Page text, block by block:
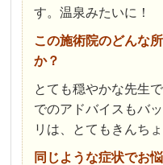
す。温泉みたいに！
この施術院のどんな
か？
とても穏やかな先生
でのアドバイスもバ
リは、とてもきんちょ
同じような症状でお